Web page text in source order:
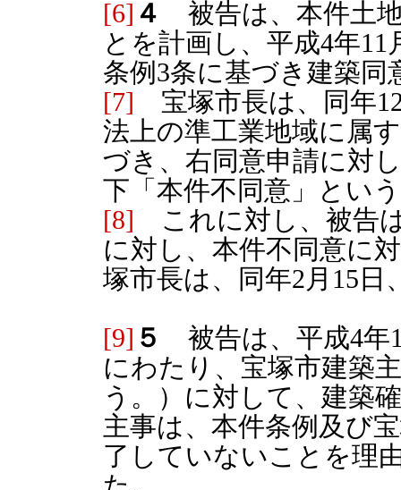
[6] ４
被告は、本件土
とを計画し、平成4年
条例3条に基づき建築同
[7] 宝塚市長は、同年
法上の準工業地域に属
づき、右同意申請に対
下「本件不同意」とい
[8] これに対し、被告
に対し、本件不同意に
塚市長は、同年2月15
[9] ５
被告は、平成4年
にわたり、宝塚市建築
う。）に対して、建築
主事は、本件条例及び
了していないことを理